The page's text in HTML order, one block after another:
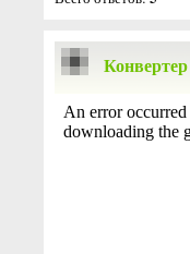
Конвертер